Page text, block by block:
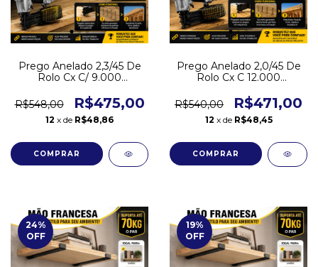
Prego Anelado 2,3/45 De
Rolo Cx C/ 9.000
R$548,00
R$475,00
12 x de R$48,86
Prego Anelado 2,0/45 De
Rolo Cx C 12.000
R$540,00
R$471,00
12 x de R$48,45
24%
OFF
19%
OFF